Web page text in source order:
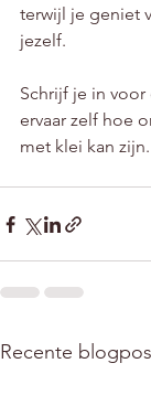
terwijl je geniet
jezelf.
Schrijf je in voor
ervaar zelf hoe
met klei kan zijn.
Recente